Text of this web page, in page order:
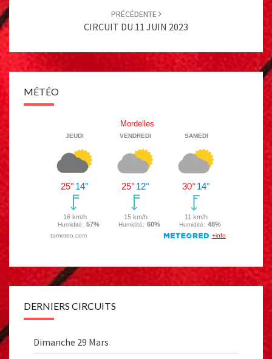
PRÉCÉDENTE
CIRCUIT DU 11 JUIN 2023
MÉTÉO
DERNIERS CIRCUITS
Dimanche 29 Mars